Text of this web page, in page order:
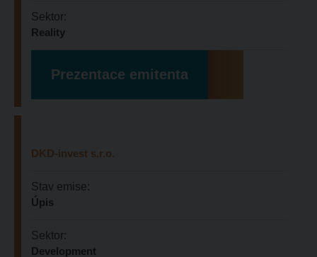
Sektor:
Reality
Prezentace emitenta
DKD-invest s.r.o.
Stav emise:
Úpis
Sektor:
Development